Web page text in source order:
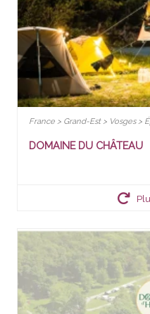
France > Grand-Est > Vosges >
DOMAINE DU CHÂTEAU